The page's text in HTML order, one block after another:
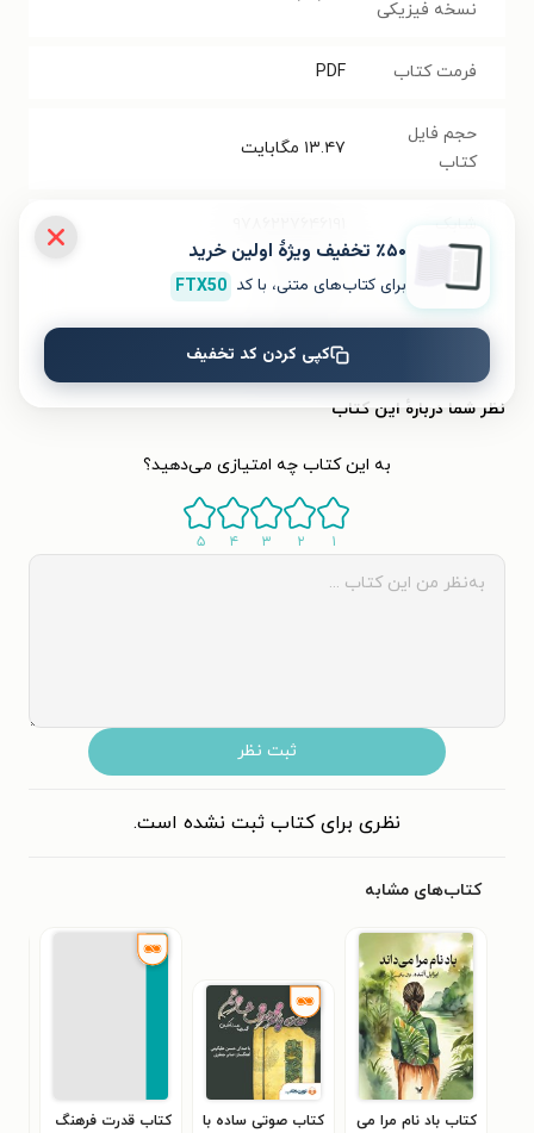
نسخه فیزیکی
فرمت کتاب PDF
حجم فایل
کتاب
۱۳.۴۷ مگابایت
تعداد صفحه‌ها ۱۳۱ صفحه
۳۵۰۰۰ تومان
نظر شما دربارهٔ این کتاب
به این کتاب چه امتیازی می‌دهید؟
۱ ۲ ۳ ۴ ۵
ثبت نظر
نظری برای کتاب ثبت نشده است.
کتاب‌های مشابه
کتاب باد نام مرا می
کتاب صوتی ساده با
کتاب قدرت فرهنگ
٪۵۰ تخفیف ویژۀ اولین خرید
برای کتاب‌های متنی، با کد FTX50
کپی کردن کد تخفیف